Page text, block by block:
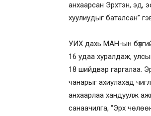
анхаарсан Эрхтэн, эд,
хуулиудыг баталсан”
УИХ дахь МАН-ын
16 удаа хуралдаж,
18 шийдвэр гаргалаа.
чанарыг ахиулахад
анхаарлаа хандуулж
санаачилга, “Эрх